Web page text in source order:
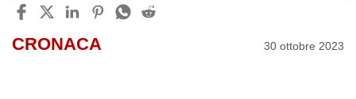
CRONACA 30 ottobre 2023